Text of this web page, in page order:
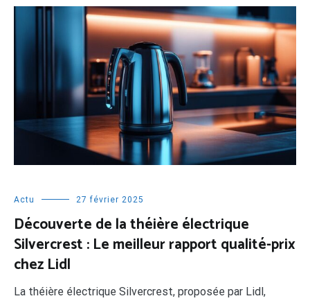
Actu 27 février 2025
Découverte de la théière électrique
Silvercrest : Le meilleur rapport qualité-prix
chez Lidl
La théière électrique Silvercrest, proposée par Lidl,